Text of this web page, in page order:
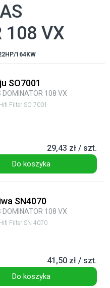
108 VX
164KW
SO7001
DOMINATOR 108 VX
Filter SO 7001
29,43 zł / szt.
Do koszyka
SN4070
DOMINATOR 108 VX
Filter SN 4070
41,50 zł / szt.
Do koszyka